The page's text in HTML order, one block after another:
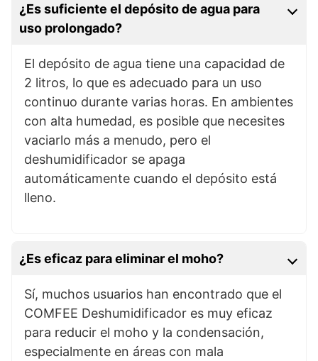
¿Es suficiente el depósito de agua para
uso prolongado?
El depósito de agua tiene una capacidad de
2 litros, lo que es adecuado para un uso
continuo durante varias horas. En ambientes
con alta humedad, es posible que necesites
vaciarlo más a menudo, pero el
deshumidificador se apaga
automáticamente cuando el depósito está
lleno.
¿Es eficaz para eliminar el moho?
Sí, muchos usuarios han encontrado que el
COMFEE Deshumidificador es muy eficaz
para reducir el moho y la condensación,
especialmente en áreas con mala